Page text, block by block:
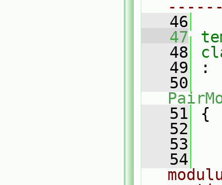
   46
   47
   48
   49
:
   50
   51
{
   52
   53
   54